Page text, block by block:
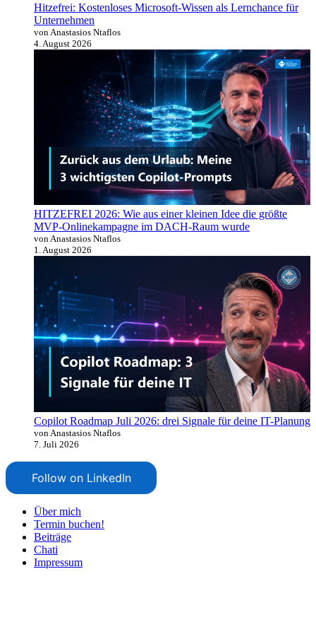
Hitzefrei: Kostenloses Microsoft-Wissen als Lernchance für
Unternehmen
von Anastasios Ntaflos
4. August 2026
HITZEFREI 2026: Wie aus einer kleinen Idee die größte
MVP-Onlinekampagne im DACH-Raum wurde
von Anastasios Ntaflos
1. August 2026
Copilot Roadmap Juli 2026: drei Signale für deine IT-Planung
von Anastasios Ntaflos
7. Juli 2026
Follow on LinkedIn
Über mich
Termin buchen!
Beiträge
Chati
Impressum